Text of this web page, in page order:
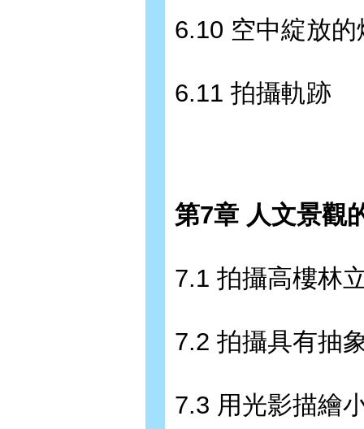
6.10 空中綻放的
6.11 拍攝軌跡
第7章 人文景觀
7.1 拍攝高樓林
7.2 拍攝具有抽
7.3 用光影描繪